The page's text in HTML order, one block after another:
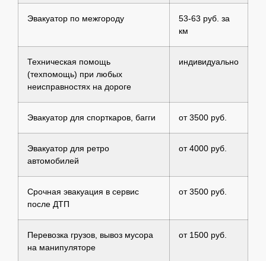
Эвакуатор по межгороду
53-63 руб. за
км
Техническая помощь
(техпомощь) при любых
неисправностях на дороге
индивидуально
Эвакуатор для спорткаров, багги от 3500 руб.
Эвакуатор для ретро
автомобилей
от 4000 руб.
Срочная эвакуация в сервис
после ДТП
от 3500 руб.
Перевозка грузов, вывоз мусора
на манипуляторе
от 1500 руб.